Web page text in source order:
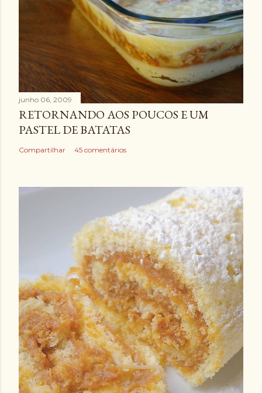
junho 06, 2009
RETORNANDO AOS POUCOS E UM
PASTEL DE BATATAS
Compartilhar 45 comentários